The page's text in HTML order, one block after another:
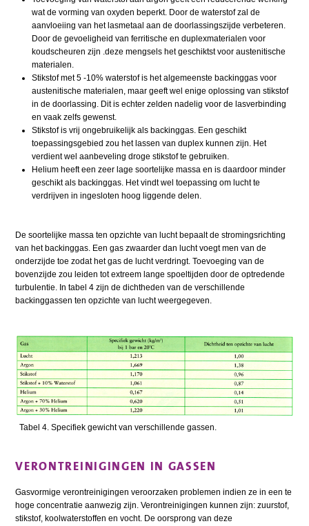
wat de vorming van oxyden beperkt. Door de waterstof zal de
aanvloeiing van het lasmetaal aan de doorlassingszijde verbeteren.
Door de gevoeligheid van ferritische en duplexmaterialen voor
koudscheuren zijn .deze mengsels het geschiktst voor austenitische
materialen.
Stikstof met 5 -10% waterstof is het algemeenste backinggas voor
austenitische materialen, maar geeft wel enige oplossing van stikstof
in de doorlassing. Dit is echter zelden nadelig voor de lasverbinding
en vaak zelfs gewenst.
Stikstof is vrij ongebruikelijk als backinggas. Een geschikt
toepassingsgebied zou het lassen van duplex kunnen zijn. Het
verdient wel aanbeveling droge stikstof te gebruiken.
Helium heeft een zeer lage soortelijke massa en is daardoor minder
geschikt als backinggas. Het vindt wel toepassing om lucht te
verdrijven in ingesloten hoog liggende delen.
De soortelijke massa ten opzichte van lucht bepaalt de stromingsrichting
van het backinggas. Een gas zwaarder dan lucht voegt men van de
onderzijde toe zodat het gas de lucht verdringt. Toevoeging van de
bovenzijde zou leiden tot extreem lange spoeltijden door de optredende
turbulentie. In tabel 4 zijn de dichtheden van de verschillende
backinggassen ten opzichte van lucht weergegeven.
Tabel 4. Specifiek gewicht van verschillende gassen.
VERONTREINIGINGEN IN GASSEN
Gasvormige verontreinigingen veroorzaken problemen indien ze in een te
hoge concentratie aanwezig zijn. Verontreinigingen kunnen zijn: zuurstof,
stikstof, koolwaterstoffen en vocht. De oorsprong van deze